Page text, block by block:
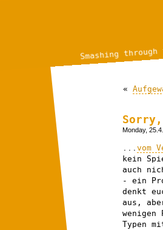
Smashing
«
Monday,
... vom
kein
auch
- ein
denkt
aus,
Typen